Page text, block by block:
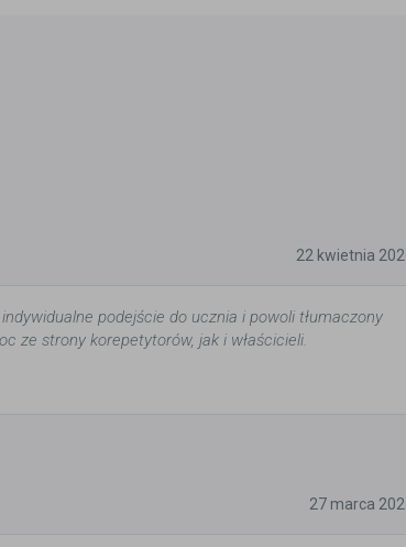
22 kwietnia
podejście do ucznia i powoli tłumaczony
ze strony korepetytorów, jak i właścicieli.
27 marca